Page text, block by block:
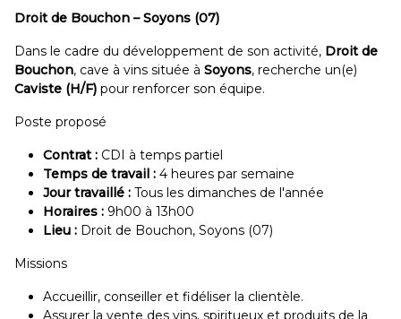
Droit de Bouchon – Soyons (07)
Dans le cadre du développement de son activité, Droit de
Bouchon, cave à vins située à Soyons, recherche un(e)
Caviste (H/F) pour renforcer son équipe.
Poste proposé
Contrat : CDI à temps partiel
Temps de travail : 4 heures par semaine
Jour travaillé : Tous les dimanches de l'année
Horaires : 9h00 à 13h00
Lieu : Droit de Bouchon, Soyons (07)
Missions
Accueillir, conseiller et fidéliser la clientèle.
Assurer la vente des vins, spiritueux et produits de la